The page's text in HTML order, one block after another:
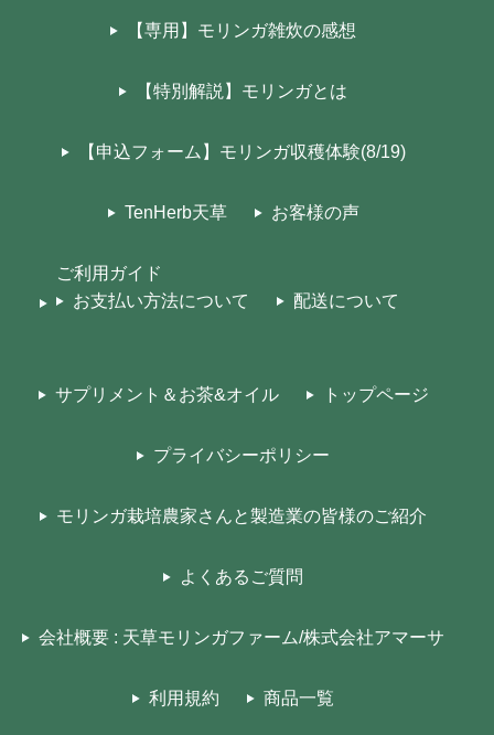
【専用】モリンガ雑炊の感想
【特別解説】モリンガとは
【申込フォーム】モリンガ収穫体験(8/19)
TenHerb天草 お客様の声
ご利用ガイド
お支払い方法について
配送について
サプリメント＆お茶&オイル トップページ
プライバシーポリシー
モリンガ栽培農家さんと製造業の皆様のご紹介
よくあるご質問
会社概要 : 天草モリンガファーム/株式会社アマーサ
利用規約 商品一覧